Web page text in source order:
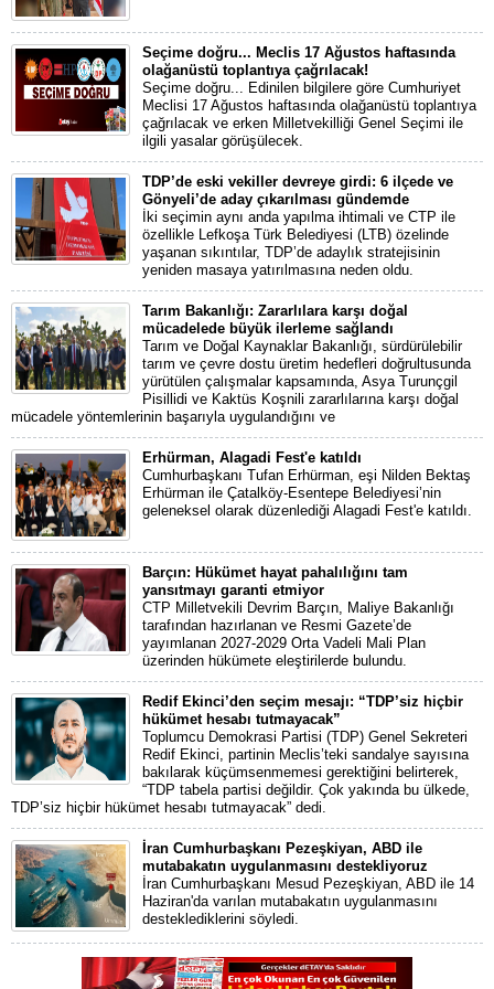
Seçime doğru... Meclis 17 Ağustos haftasında
olağanüstü toplantıya çağrılacak!
Seçime doğru... Edinilen bilgilere göre Cumhuriyet
Meclisi 17 Ağustos haftasında olağanüstü toplantıya
çağrılacak ve erken Milletvekilliği Genel Seçimi ile
ilgili yasalar görüşülecek.
TDP’de eski vekiller devreye girdi: 6 ilçede ve
Gönyeli’de aday çıkarılması gündemde
İki seçimin aynı anda yapılma ihtimali ve CTP ile
özellikle Lefkoşa Türk Belediyesi (LTB) özelinde
yaşanan sıkıntılar, TDP’de adaylık stratejisinin
yeniden masaya yatırılmasına neden oldu.
Tarım Bakanlığı: Zararlılara karşı doğal
mücadelede büyük ilerleme sağlandı
Tarım ve Doğal Kaynaklar Bakanlığı, sürdürülebilir
tarım ve çevre dostu üretim hedefleri doğrultusunda
yürütülen çalışmalar kapsamında, Asya Turunçgil
Pisillidi ve Kaktüs Koşnili zararlılarına karşı doğal
mücadele yöntemlerinin başarıyla uygulandığını ve
Erhürman, Alagadi Fest'e katıldı
Cumhurbaşkanı Tufan Erhürman, eşi Nilden Bektaş
Erhürman ile Çatalköy-Esentepe Belediyesi’nin
geleneksel olarak düzenlediği Alagadi Fest'e katıldı.
Barçın: Hükümet hayat pahalılığını tam
yansıtmayı garanti etmiyor
CTP Milletvekili Devrim Barçın, Maliye Bakanlığı
tarafından hazırlanan ve Resmi Gazete’de
yayımlanan 2027-2029 Orta Vadeli Mali Plan
üzerinden hükümete eleştirilerde bulundu.
Redif Ekinci’den seçim mesajı: “TDP’siz hiçbir
hükümet hesabı tutmayacak”
Toplumcu Demokrasi Partisi (TDP) Genel Sekreteri
Redif Ekinci, partinin Meclis’teki sandalye sayısına
bakılarak küçümsenmemesi gerektiğini belirterek,
“TDP tabela partisi değildir. Çok yakında bu ülkede,
TDP’siz hiçbir hükümet hesabı tutmayacak” dedi.
İran Cumhurbaşkanı Pezeşkiyan, ABD ile
mutabakatın uygulanmasını destekliyoruz
İran Cumhurbaşkanı Mesud Pezeşkiyan, ABD ile 14
Haziran'da varılan mutabakatın uygulanmasını
desteklediklerini söyledi.